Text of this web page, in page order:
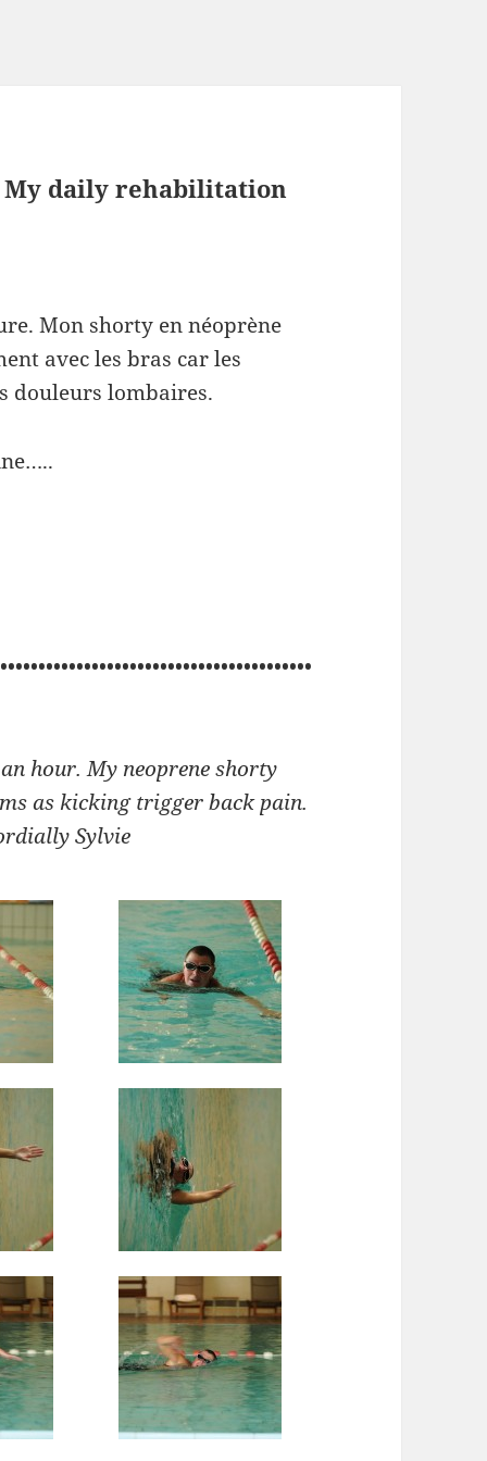
My daily rehabilitation
Mon shorty en néoprène
avec les bras car les
douleurs lombaires.
hour. My neoprene shorty
as kicking trigger back pain.
Sylvie